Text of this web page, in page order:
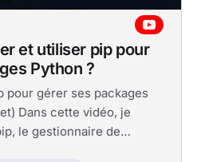
et utiliser pip pour
Python ?
pour gérer ses packages
Dans cette vidéo, je
le gestionnaire de